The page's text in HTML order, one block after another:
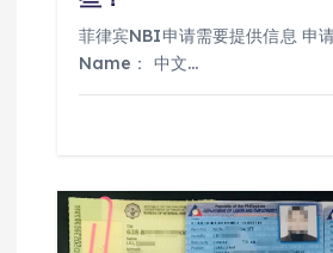
菲律宾NBI申请需要提供信息 申
Name： 中文…